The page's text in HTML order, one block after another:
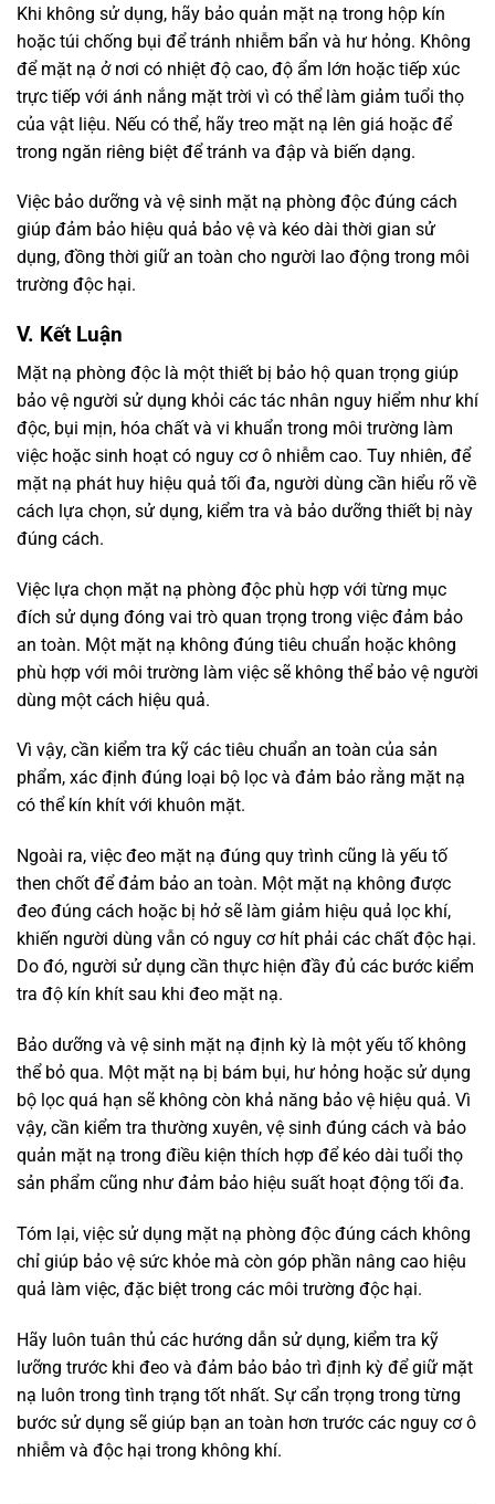
Khi không sử dụng, hãy bảo quản mặt nạ trong hộp kín
hoặc túi chống bụi để tránh nhiễm bẩn và hư hỏng. Không
để mặt nạ ở nơi có nhiệt độ cao, độ ẩm lớn hoặc tiếp xúc
trực tiếp với ánh nắng mặt trời vì có thể làm giảm tuổi thọ
của vật liệu. Nếu có thể, hãy treo mặt nạ lên giá hoặc để
trong ngăn riêng biệt để tránh va đập và biến dạng.
Việc bảo dưỡng và vệ sinh mặt nạ phòng độc đúng cách
giúp đảm bảo hiệu quả bảo vệ và kéo dài thời gian sử
dụng, đồng thời giữ an toàn cho người lao động trong môi
trường độc hại.
V. Kết Luận
Mặt nạ phòng độc là một thiết bị bảo hộ quan trọng giúp
bảo vệ người sử dụng khỏi các tác nhân nguy hiểm như khí
độc, bụi mịn, hóa chất và vi khuẩn trong môi trường làm
việc hoặc sinh hoạt có nguy cơ ô nhiễm cao. Tuy nhiên, để
mặt nạ phát huy hiệu quả tối đa, người dùng cần hiểu rõ về
cách lựa chọn, sử dụng, kiểm tra và bảo dưỡng thiết bị này
đúng cách.
Việc lựa chọn mặt nạ phòng độc phù hợp với từng mục
đích sử dụng đóng vai trò quan trọng trong việc đảm bảo
an toàn. Một mặt nạ không đúng tiêu chuẩn hoặc không
phù hợp với môi trường làm việc sẽ không thể bảo vệ người
dùng một cách hiệu quả.
Vì vậy, cần kiểm tra kỹ các tiêu chuẩn an toàn của sản
phẩm, xác định đúng loại bộ lọc và đảm bảo rằng mặt nạ
có thể kín khít với khuôn mặt.
Ngoài ra, việc đeo mặt nạ đúng quy trình cũng là yếu tố
then chốt để đảm bảo an toàn. Một mặt nạ không được
đeo đúng cách hoặc bị hở sẽ làm giảm hiệu quả lọc khí,
khiến người dùng vẫn có nguy cơ hít phải các chất độc hại.
Do đó, người sử dụng cần thực hiện đầy đủ các bước kiểm
tra độ kín khít sau khi đeo mặt nạ.
Bảo dưỡng và vệ sinh mặt nạ định kỳ là một yếu tố không
thể bỏ qua. Một mặt nạ bị bám bụi, hư hỏng hoặc sử dụng
bộ lọc quá hạn sẽ không còn khả năng bảo vệ hiệu quả. Vì
vậy, cần kiểm tra thường xuyên, vệ sinh đúng cách và bảo
quản mặt nạ trong điều kiện thích hợp để kéo dài tuổi thọ
sản phẩm cũng như đảm bảo hiệu suất hoạt động tối đa.
Tóm lại, việc sử dụng mặt nạ phòng độc đúng cách không
chỉ giúp bảo vệ sức khỏe mà còn góp phần nâng cao hiệu
quả làm việc, đặc biệt trong các môi trường độc hại.
Hãy luôn tuân thủ các hướng dẫn sử dụng, kiểm tra kỹ
lưỡng trước khi đeo và đảm bảo bảo trì định kỳ để giữ mặt
nạ luôn trong tình trạng tốt nhất. Sự cẩn trọng trong từng
bước sử dụng sẽ giúp bạn an toàn hơn trước các nguy cơ ô
nhiễm và độc hại trong không khí.